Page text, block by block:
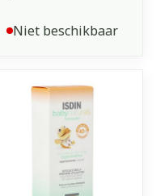
Niet beschikbaar